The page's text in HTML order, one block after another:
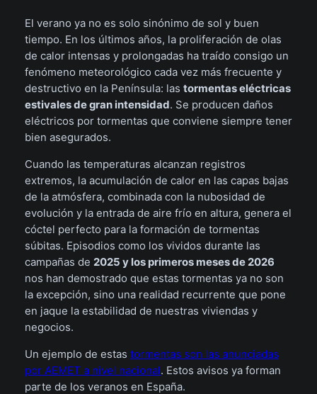
El verano ya no es solo sinónimo de sol y buen
tiempo. En los últimos años, la proliferación de olas
de calor intensas y prolongadas ha traído consigo un
fenómeno meteorológico cada vez más frecuente y
destructivo en la Península: las tormentas eléctricas
estivales de gran intensidad. Se producen daños
eléctricos por tormentas que conviene siempre tener
bien asegurados.
Cuando las temperaturas alcanzan registros
extremos, la acumulación de calor en las capas bajas
de la atmósfera, combinada con la nubosidad de
evolución y la entrada de aire frío en altura, genera el
cóctel perfecto para la formación de tormentas
súbitas. Episodios como los vividos durante las
campañas de 2025 y los primeros meses de 2026
nos han demostrado que estas tormentas ya no son
la excepción, sino una realidad recurrente que pone
en jaque la estabilidad de nuestras viviendas y
negocios.
Un ejemplo de estas tormentas son las anunciadas
por AEMET a nivel nacional. Estos avisos ya forman
parte de los veranos en España.